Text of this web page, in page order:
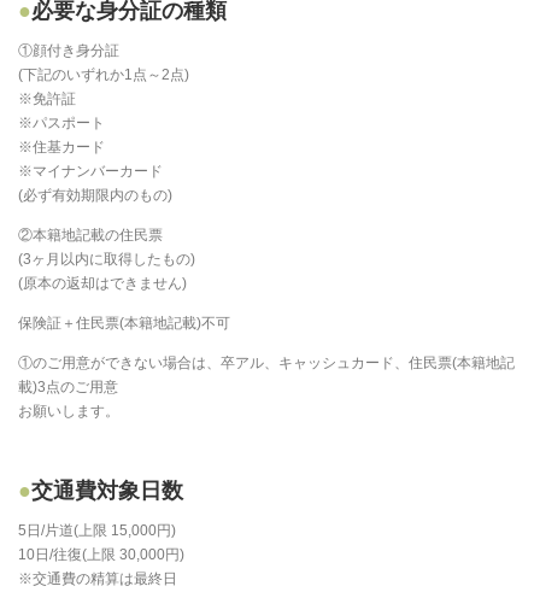
必要な身分証の種類
①顔付き身分証
(下記のいずれか1点～2点)
※免許証
※パスポート
※住基カード
※マイナンバーカード
(必ず有効期限内のもの)
②本籍地記載の住民票
(3ヶ月以内に取得したもの)
(原本の返却はできません)
保険証＋住民票(本籍地記載)不可
①のご用意ができない場合は、卒アル、キャッシュカード、住民票(本籍地記
載)3点のご用意
お願いします。
交通費対象日数
5日/片道(上限 15,000円)
10日/往復(上限 30,000円)
※交通費の精算は最終日